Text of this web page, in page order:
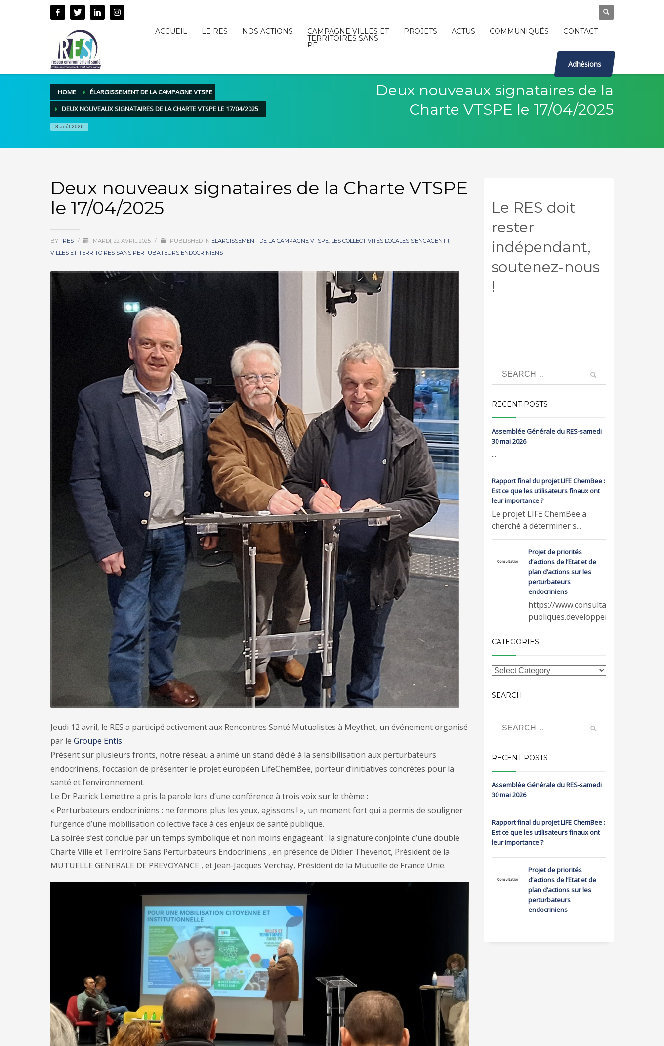
ACCUEIL LE RES NOS ACTIONS CAMPAGNE VILLES ET
TERRITOIRES SANS
PE
PROJETS ACTUS COMMUNIQUÉS CONTACT
Adhésions
HOME
ÉLARGISSEMENT DE LA CAMPAGNE VTSPE
DEUX NOUVEAUX SIGNATAIRES DE LA CHARTE VTSPE LE 17/04/2025
8 août 2026
Deux nouveaux signataires de la
Charte VTSPE le 17/04/2025
Deux nouveaux signataires de la Charte VTSPE
le 17/04/2025
BY _RES / MARDI, 22 AVRIL 2025 / PUBLISHED IN ÉLARGISSEMENT DE LA CAMPAGNE VTSPE, LES COLLECTIVITÉS LOCALES S’ENGAGENT !,
VILLES ET TERRITOIRES SANS PERTUBATEURS ENDOCRINIENS
Jeudi 12 avril, le RES a participé activement aux Rencontres Santé Mutualistes à Meythet, un événement organisé
par le Groupe Entis
Présent sur plusieurs fronts, notre réseau a animé un stand dédié à la sensibilisation aux perturbateurs
endocriniens, l’occasion de présenter le projet européen LifeChemBee, porteur d’initiatives concrètes pour la
santé et l’environnement.
Le Dr Patrick Lemettre a pris la parole lors d’une conférence à trois voix sur le thème :
« Perturbateurs endocriniens : ne fermons plus les yeux, agissons ! », un moment fort qui a permis de souligner
l’urgence d’une mobilisation collective face à ces enjeux de santé publique.
La soirée s’est conclue par un temps symbolique et non moins engageant : la signature conjointe d’une double
Charte Ville et Terriroire Sans Perturbateurs Endocriniens , en présence de Didier Thevenot, Président de la
MUTUELLE GENERALE DE PREVOYANCE , et Jean-Jacques Verchay, Président de la Mutuelle de France Unie.
Le RES doit
rester
indépendant,
soutenez-nous
!
RECENT POSTS
Assemblée Générale du RES-samedi
30 mai 2026
...
Rapport final du projet LIFE ChemBee :
Est ce que les utilisateurs finaux ont
leur importance ?
Le projet LIFE ChemBee a
cherché à déterminer s...
Projet de priorités
d’actions de l’Etat et de
plan d’actions sur les
perturbateurs
endocriniens
https://www.consultations-
publiques.developpeme...
CATEGORIES
SEARCH
RECENT POSTS
Assemblée Générale du RES-samedi
30 mai 2026
Rapport final du projet LIFE ChemBee :
Est ce que les utilisateurs finaux ont
leur importance ?
Projet de priorités
d’actions de l’Etat et de
plan d’actions sur les
perturbateurs
endocriniens